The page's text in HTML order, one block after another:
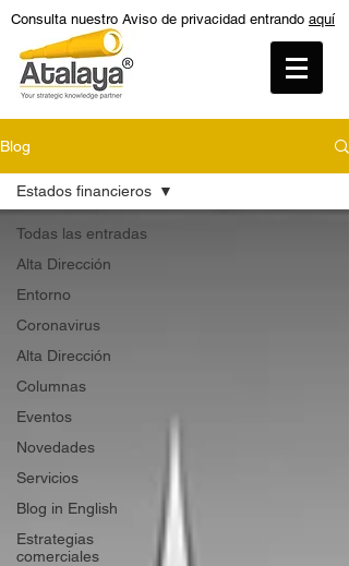
Consulta nuestro Aviso de privacidad entrando aquí
Blog
Todas las entradas
Alta Dirección
Entorno
Coronavirus
Alta Dirección
Columnas
Eventos
Novedades
Servicios
Blog in English
Estrategias
comerciales
Estados financieros